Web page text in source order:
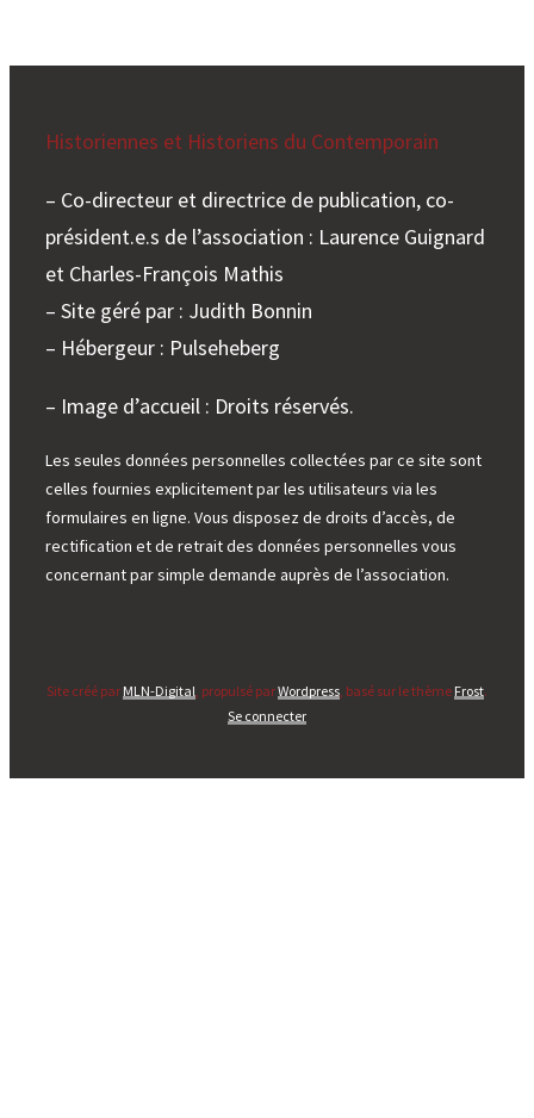
Historiennes et Historiens du Contemporain
– Co-directeur et directrice de publication, co-
président.e.s de l’association : Laurence Guignard
et Charles-François Mathis
– Site géré par : Judith Bonnin
– Hébergeur : Pulseheberg
– Image d’accueil : Droits réservés.
Les seules données personnelles collectées par ce site sont
celles fournies explicitement par les utilisateurs via les
formulaires en ligne. Vous disposez de droits d’accès, de
rectification et de retrait des données personnelles vous
concernant par simple demande auprès de l’association.
Site créé par MLN-Digital , propulsé parWordpress , basé sur le thème Frost.
Se connecter